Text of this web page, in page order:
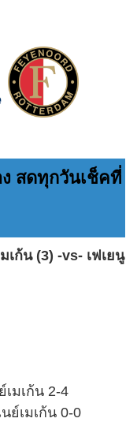
สดทุกวันเช็คที่
เก้น (3) -vs- เฟเยนู
เมเก้น 2-4
ย์เมเก้น 0-0